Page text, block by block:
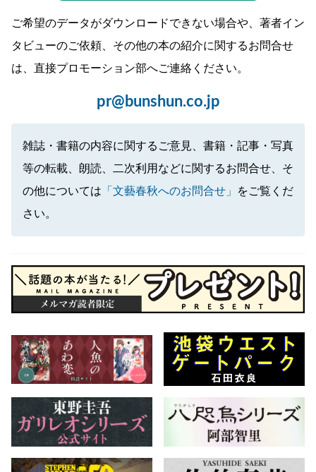
ご希望のデータがダウンロードできない場合や、著者イン
タビューのご依頼、その他の本の紹介に関するお問合せ
は、直接プロモーション部へご連絡ください。
pr@bunshun.co.jp
雑誌・書籍の内容に関するご意見、書籍・記事・写真
等の転載、朗読、二次利用などに関するお問合せ、そ
の他については 「文藝春秋へのお問合せ」
をご覧くだ
さい。